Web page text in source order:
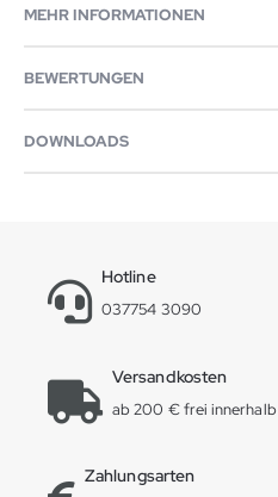
MEHR INFORMATIONEN
BEWERTUNGEN
DOWNLOADS
Hotline
037754 3090
Versandkosten
ab 200 € frei
Zahlungsarten